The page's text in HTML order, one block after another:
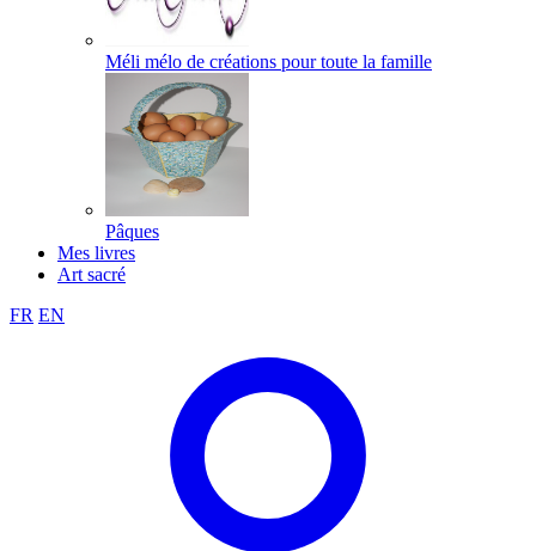
Méli mélo de créations pour toute la famille
Pâques
Mes livres
Art sacré
FR EN